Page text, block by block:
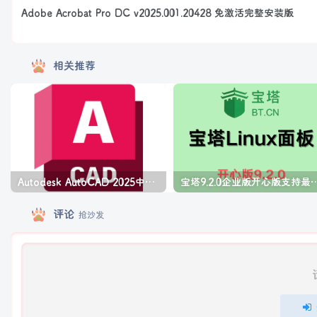
Adobe Acrobat Pro DC v2025.001.20428 免激活完整安装版
相关推荐
Autodesk AutoCAD 2025中文版+注册机+安装教程 宝塔9.2.0企业版开
评论 抢沙发